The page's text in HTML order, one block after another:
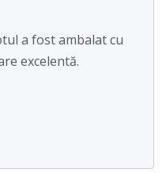
a fost ambalat cu
excelentă.